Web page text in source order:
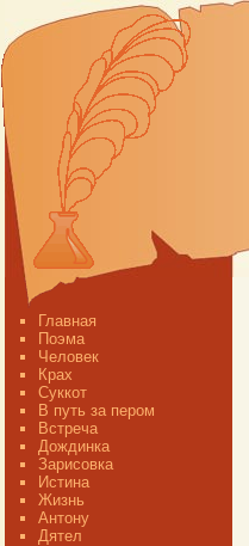
Главная
Поэма
Человек
Крах
Суккот
В путь за пером
Встреча
Дождинка
Зарисовка
Истина
Жизнь
Антону
Дятел